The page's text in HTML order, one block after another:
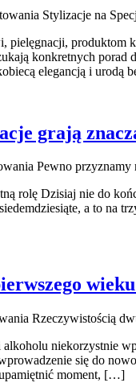
Stylizacje na
produktom
konkretnych
elegancją i
grają
Pewno przyznamy
rolę Dzisiaj nie do
a to na
Rzeczywistością
niekorzystnie
się do
moment, […]